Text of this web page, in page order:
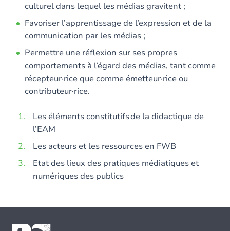
culturel dans lequel les médias gravitent ;
Favoriser l’apprentissage de l’expression et de la
communication par les médias ;
Permettre une réflexion sur ses propres
comportements à l’égard des médias, tant comme
récepteur·rice que comme émetteur·rice ou
contributeur·rice.
Les éléments constitutifs de la didactique de
l’EAM
Les acteurs et les ressources en FWB
Etat des lieux des pratiques médiatiques et
numériques des publics